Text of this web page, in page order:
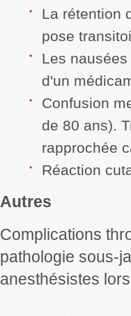
La rétention
pose
Les
d'un
Confusion
de 80 ans).
rapprochée
Réaction
Autres
Complications
pathologie sous-
anesthésistes